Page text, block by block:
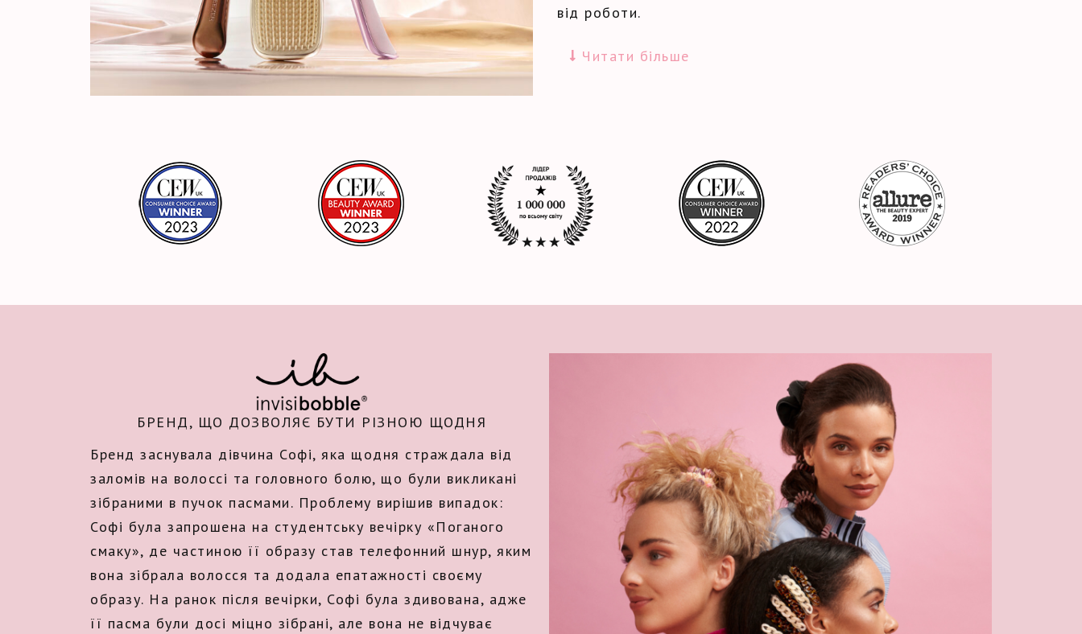
від роботи.
Читати більше
БРЕНД, ЩО ДОЗВОЛЯЄ БУТИ РІЗНОЮ ЩОДНЯ
Бренд заснувала дівчина Софі, яка щодня страждала від
заломів на волоссі та головного болю, що були викликані
зібраними в пучок пасмами. Проблему вирішив випадок:
Софі була запрошена на студентську вечірку «Поганого
смаку», де частиною її образу став телефонний шнур, яким
вона зібрала волосся та додала епатажності своєму
образу. На ранок після вечірки, Софі була здивована, адже
її пасма були досі міцно зібрані, але вона не відчуває